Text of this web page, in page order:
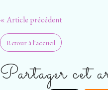
« Article précédent
Retour à l'accueil
Partager cet